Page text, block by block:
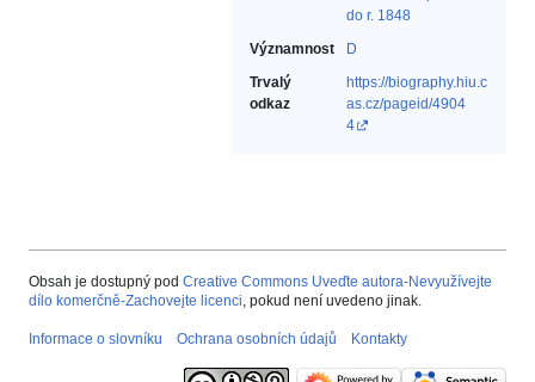
do r. 1848‎
Významnost
D
Trvalý
odkaz
https://biography.hiu.c
as.cz/pageid/4904
4
Obsah je dostupný pod Creative Commons Uveďte autora-Nevyužívejte
dílo komerčně-Zachovejte licenci, pokud není uvedeno jinak.
Informace o slovníku Ochrana osobních údajů Kontakty